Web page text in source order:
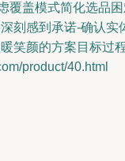
覆盖模式简化选品
刻感到承诺-确认
笑颜的方案目标
product/40.html